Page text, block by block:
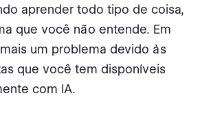
aprender todo tipo de coisa,
que você não entende. Em
um problema devido às
que você tem disponíveis
com IA.